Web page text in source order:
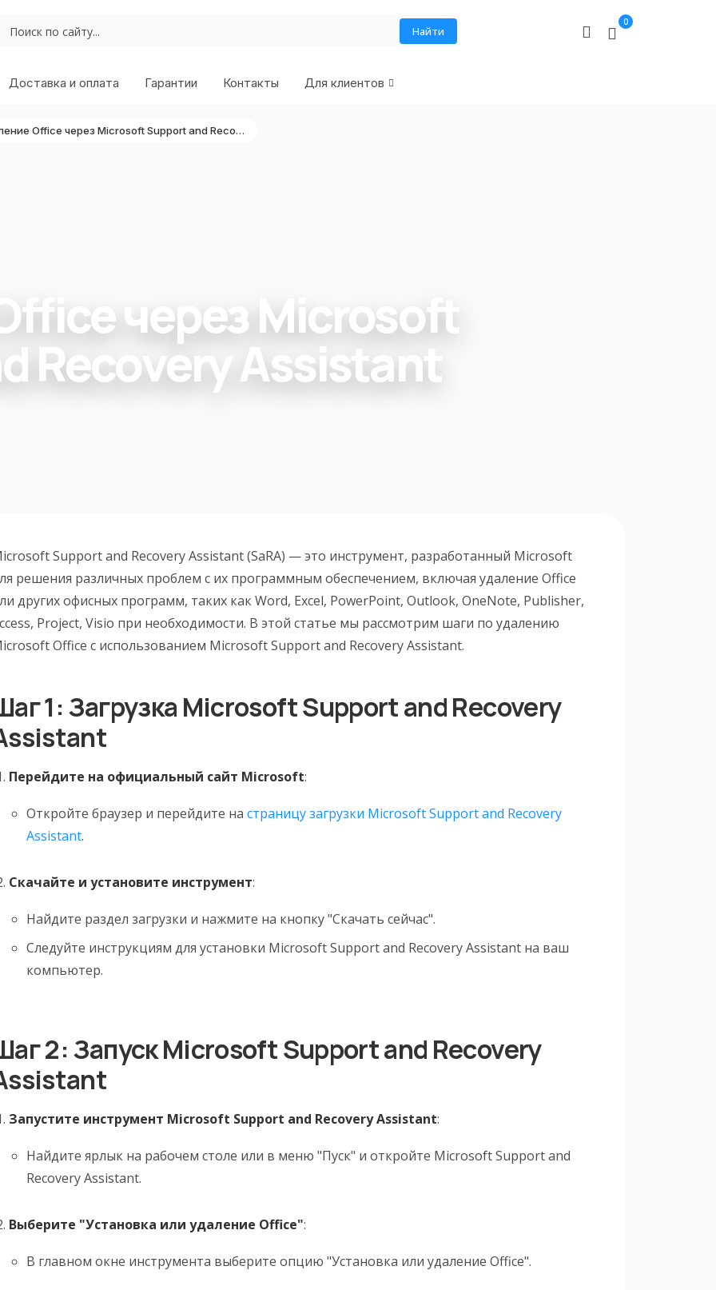
Найти
0
Доставка и оплата Гарантии Контакты Для клиентов
Удаление Office через Microsoft Support and Recovery Assistant
через Microsoft
Recovery Assistant
Support and Recovery Assistant (SaRA) — это инструмент, разработанный Microsoft
решения различных проблем с их программным обеспечением, включая удаление Office
других офисных программ, таких как Word, Excel, PowerPoint, Outlook, OneNote, Publisher,
Project, Visio при необходимости. В этой статье мы рассмотрим шаги по удалению
Office с использованием Microsoft Support and Recovery Assistant.
1: Загрузка Microsoft Support and Recovery
Перейдите на официальный сайт Microsoft:
Откройте браузер и перейдите на страницу загрузки Microsoft Support and Recovery
Assistant.
Скачайте и установите инструмент:
Найдите раздел загрузки и нажмите на кнопку "Скачать сейчас".
Следуйте инструкциям для установки Microsoft Support and Recovery Assistant на ваш
компьютер.
2: Запуск Microsoft Support and Recovery
Запустите инструмент Microsoft Support and Recovery Assistant:
Найдите ярлык на рабочем столе или в меню "Пуск" и откройте Microsoft Support and
Recovery Assistant.
Выберите "Установка или удаление Office":
В главном окне инструмента выберите опцию "Установка или удаление Office".